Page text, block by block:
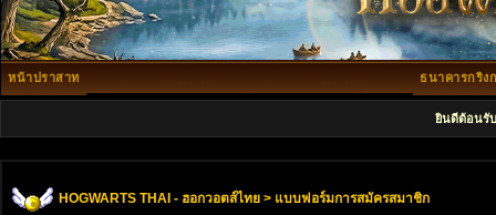
หน้าปราสาท ธนาคารกริง
ยินดีต้อนรับ
HOGWARTS THAI - ฮอกวอตส์ไทย > แบบฟอร์มการสมัครสมาชิก